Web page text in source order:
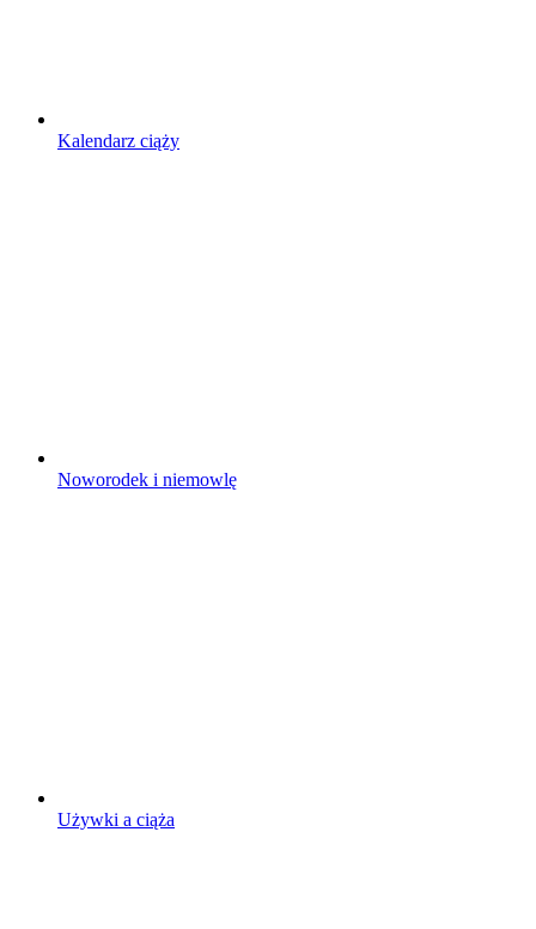
Kalendarz ciąży
Noworodek i niemowlę
Używki a ciąża